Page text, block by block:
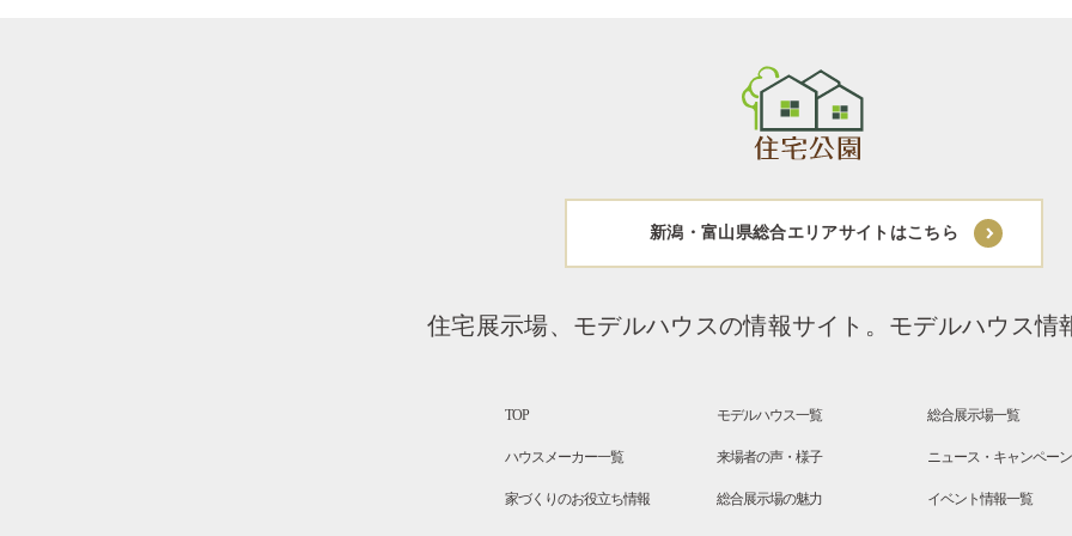
新潟・富山県総合エリアサイトはこちら
住宅展示場、モデルハウスの情報サイト。 モデルハウス情
TOP モデルハウス一覧 総合展示場一覧
ハウスメーカー一覧 来場者の声・様子 ニュース・キャンペーン
家づくりのお役立ち情報 総合展示場の魅力 イベント情報一覧